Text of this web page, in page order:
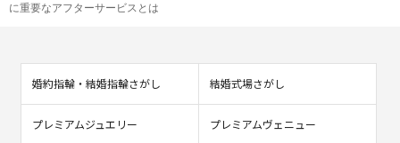
に重要なアフターサービスとは
婚約指輪・結婚指輪さがし 結婚式場さがし
プレミアムジュエリー プレミアムヴェニュー